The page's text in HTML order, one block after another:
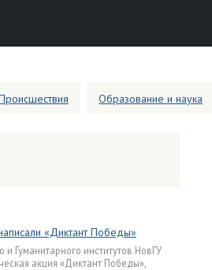
Образование и наука
«Диктант Победы»
Гуманитарного институтов НовГУ
акция «Диктант Победы»,